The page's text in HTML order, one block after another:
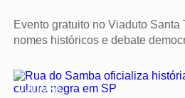
Evento gratuito no Viaduto Santa
nomes históricos e debate
CULTURA